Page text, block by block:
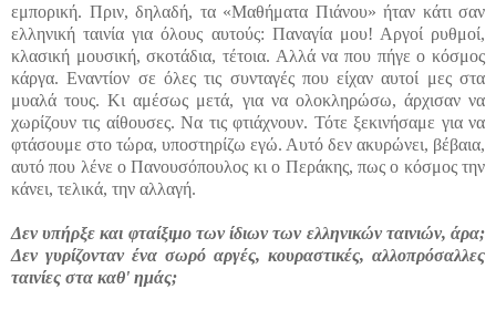
εμπορική. Πριν, δηλαδή, τα «Μαθήματα Πιάνου» ήταν κάτι σαν
ελληνική ταινία για όλους αυτούς: Παναγία μου! Αργοί ρυθμοί,
κλασική μουσική, σκοτάδια, τέτοια. Αλλά να που πήγε ο κόσμος
κάργα. Εναντίον σε όλες τις συνταγές που είχαν αυτοί μες στα
μυαλά τους. Κι αμέσως μετά, για να ολοκληρώσω, άρχισαν να
χωρίζουν τις αίθουσες. Να τις φτιάχνουν. Τότε ξεκινήσαμε για να
φτάσουμε στο τώρα, υποστηρίζω εγώ. Αυτό δεν ακυρώνει, βέβαια,
αυτό που λένε ο Πανουσόπουλος κι ο Περάκης, πως ο κόσμος την
κάνει, τελικά, την αλλαγή.
Δεν υπήρξε και φταίξιμο των ίδιων των ελληνικών ταινιών, άρα;
Δεν γυρίζονταν ένα σωρό αργές, κουραστικές, αλλοπρόσαλλες
ταινίες στα καθ' ημάς;